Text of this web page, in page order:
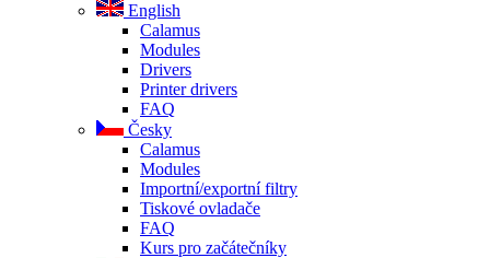
English
Calamus
Modules
Drivers
Printer drivers
FAQ
Česky
Calamus
Modules
Importní/exportní filtry
Tiskové ovladače
FAQ
Kurs pro začátečníky